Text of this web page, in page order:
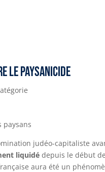
le paysanicide
paysans
judéo-capitaliste
liquidé depuis le début
aura été un